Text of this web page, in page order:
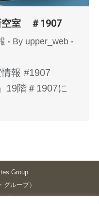
空室 ＃1907
By upper_web
報 #1907
19階＃1907に
Group
ループ）
suites.com